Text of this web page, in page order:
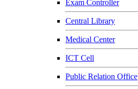
Exam Controller
Central Library
Medical Center
ICT Cell
Public Relation Office